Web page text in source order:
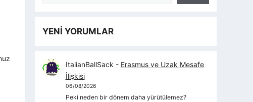
YENİ YORUMLAR
ItalianBallSack - Erasmus ve Uzak Mesafe
İlişkisi
06/08/2026
Peki neden bir dönem daha yürütülemez?